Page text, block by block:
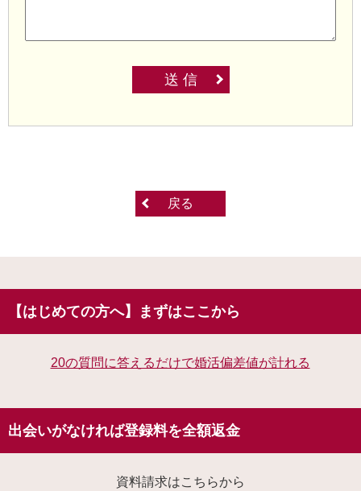
送 信
戻る
【はじめての方へ】まずはここから
20の質問に答えるだけで婚活偏差値が計れる
出会いがなければ登録料を全額返金
資料請求はこちらから